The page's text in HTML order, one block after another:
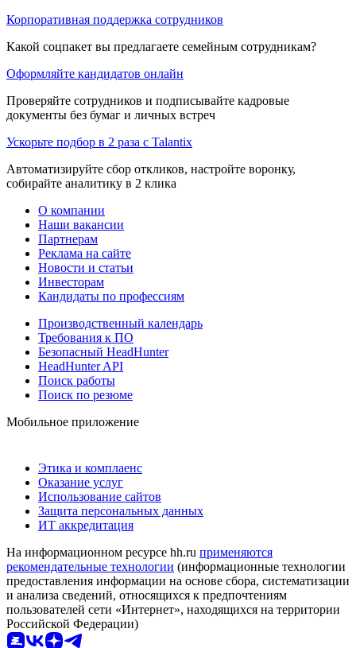
Корпоративная поддержка сотрудников
Какой соцпакет вы предлагаете семейным сотрудникам?
Оформляйте кандидатов онлайн
Проверяйте сотрудников и подписывайте кадровые
документы без бумаг и личных встреч
Ускорьте подбор в 2 раза с Talantix
Автоматизируйте сбор откликов, настройте воронку,
собирайте аналитику в 2 клика
О компании
Наши вакансии
Партнерам
Реклама на сайте
Новости и статьи
Инвесторам
Кандидаты по профессиям
Производственный календарь
Требования к ПО
Безопасный HeadHunter
HeadHunter API
Поиск работы
Поиск по резюме
Мобильное приложение
Этика и комплаенс
Оказание услуг
Использование сайтов
Защита персональных данных
ИТ аккредитация
На информационном ресурсе hh.ru применяются
рекомендательные технологии (информационные технологии
предоставления информации на основе сбора, систематизации
и анализа сведений, относящихся к предпочтениям
пользователей сети «Интернет», находящихся на территории
Российской Федерации)